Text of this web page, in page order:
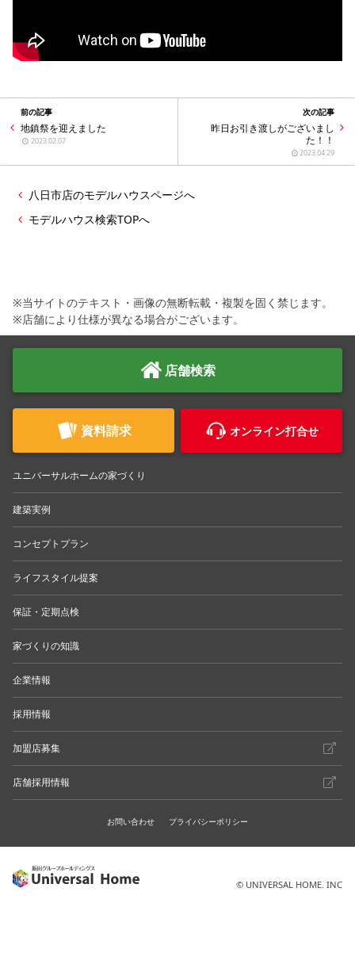
前の記事
地鎮祭を迎えました
2023.02.07
次の記事
昨日お引き渡しがございまし
た！！
2023.04.29
八日市店のモデルハウスページへ
モデルハウス検索TOPへ
※当サイトのテキスト・画像の無断転載・複製を固く禁じます。
※店舗により仕様が異なる場合がございます。
店舗検索
資料請求 オンライン打合せ
ユニバーサルホームの家づくり
建築実例
コンセプトプラン
ライフスタイル提案
保証・定期点検
家づくりの知識
企業情報
採用情報
加盟店募集
店舗採用情報
お問い合わせ プライバシーポリシー
© UNIVERSAL HOME. INC